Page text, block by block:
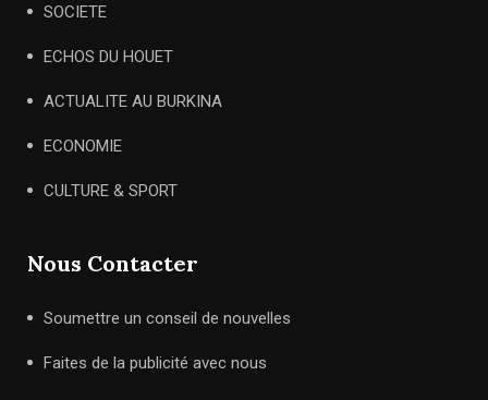
SOCIETE
ECHOS DU HOUET
ACTUALITE AU BURKINA
ECONOMIE
CULTURE & SPORT
Nous Contacter
Soumettre un conseil de nouvelles
Faites de la publicité avec nous